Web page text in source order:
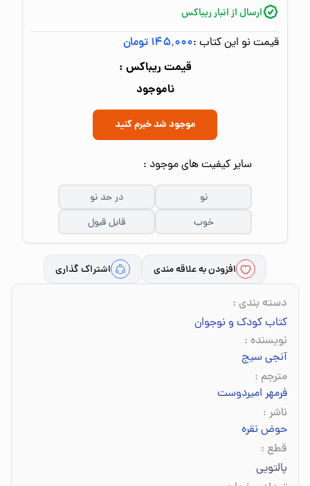
ارسال از انبار ریباکس
قیمت نو این کتاب :۱۴۵٬۰۰۰ تومان
قیمت ریباکس :
ناموجود
موجود شد خبرم کنید
سایر کیفیت های موجود :
نو
در حد نو
خوب
قابل قبول
افزودن به علاقه مندی اشتراک گذاری
دسته بندی :
کتاب کودک و نوجوان
نویسنده :
آنجی سیج
مترجم :
فرمهر امیردوست
ناشر :
حوض نقره
قطع :
پالتویی